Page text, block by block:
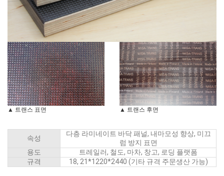
▲ 트랜스 표면 ▲ 트랜스 후면
속성
다층 라미네이트 바닥 패널, 내마모성 향상, 미끄
럼 방지 표면
용도
트레일러, 철도, 마차, 창고, 로딩 플랫폼
규격
18, 21*1220*2440 (기타 규격 주문생산 가능)